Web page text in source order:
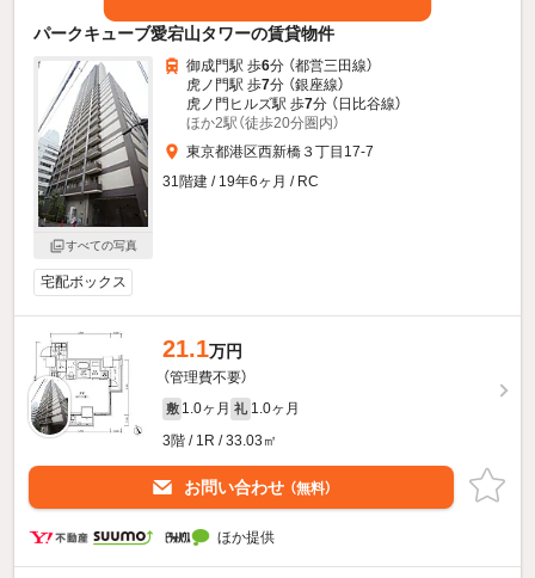
パークキューブ愛宕山タワーの賃貸物件
すべての写真
御成門駅 歩6分 （都営三田線）
虎ノ門駅 歩7分 （銀座線）
虎ノ門ヒルズ駅 歩7分 （日比谷線）
ほか2駅（徒歩20分圏内）
東京都港区西新橋３丁目17-7
31階建 / 19年6ヶ月 / RC
宅配ボックス
21.1万円
（管理費不要）
敷 1.0ヶ月 礼 1.0ヶ月
3階 / 1R / 33.03㎡
お問い合わせ （無料）
ほか提供